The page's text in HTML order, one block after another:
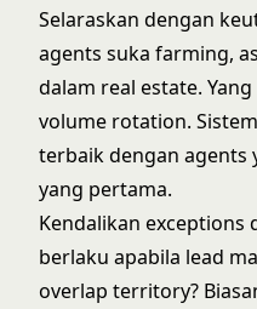
Selaraskan dengan
agents suka farming,
dalam real estate.
volume rotation.
terbaik dengan agents
yang pertama.
Kendalikan exceptions
berlaku apabila lead
overlap territory?